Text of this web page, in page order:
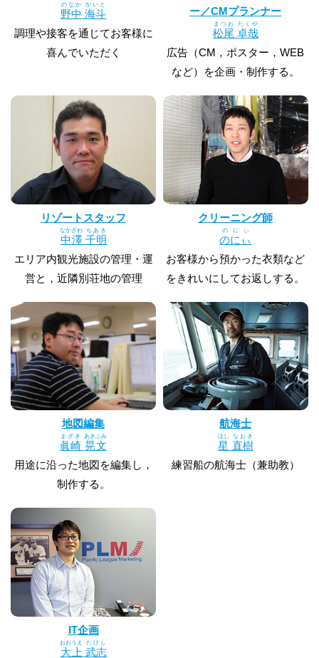
野中
のなか
海斗
かいと
調理や接客を通じてお客様に
喜んでいただく
ー／CMプランナー
松尾
まつお
卓哉
たくや
広告（CM，ポスター，WEB
など）を企画・制作する。
リゾートスタッフ
中澤
なかざわ
千明
ちあき
エリア内観光施設の管理・運
営と，近隣別荘地の管理
クリーニング師
のにぃ
のにぃ
お客様から預かった衣類など
をきれいにしてお返しする。
地図編集
眞崎
まざき
晃文
あきふみ
用途に沿った地図を編集し，
制作する。
航海士
星
ほし
直樹
なおき
練習船の航海士（兼助教）
IT企画
大上
おおうえ
武志
たけし